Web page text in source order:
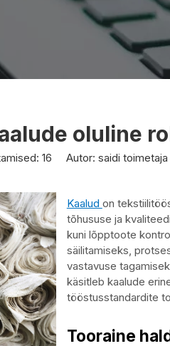
oluline
16 Autor: saidi toimetaja
Kaalud on
tõhususe ja
kuni lõpptoote
säilitamiseks,
vastavuse
käsitleb kaalude
tööstusstandardite
Tooraine